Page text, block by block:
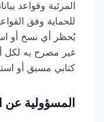
المرئية وقواعد
للحماية وفق
يُحظر أي نسخ أو
غير مصرح به لكل
كتابي مسبق أو
المسؤولية عن